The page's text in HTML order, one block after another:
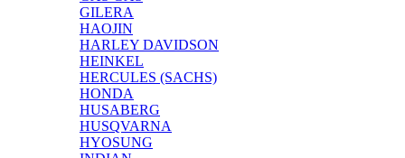
GILERA
HAOJIN
HARLEY DAVIDSON
HEINKEL
HERCULES (SACHS)
HONDA
HUSABERG
HUSQVARNA
HYOSUNG